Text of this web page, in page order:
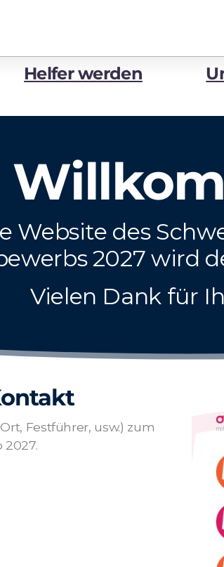
Helfer werden
Website des
2027 wird
Vielen Dank für
Festführer, usw.) zum
2027.